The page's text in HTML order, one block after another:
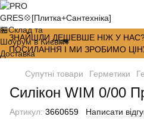
ЗНАЙШЛИ ДЕШЕВШЕ НІЖ У
ПОСИЛАННЯ І МИ ЗРОБИМО
Супутні товари Герметики
Силiкон WIM 0/00
Артикул: 3660659 Написати